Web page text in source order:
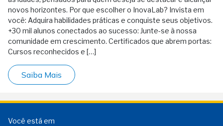
novos horizontes. Por que escolher o InovaLab? Invista em
você: Adquira habilidades práticas e conquiste seus objetivos.
+30 mil alunos conectados ao sucesso: Junte-se à nossa
comunidade em crescimento. Certificados que abrem portas:
Cursos reconhecidos e […]
Saiba Mais
Você está em